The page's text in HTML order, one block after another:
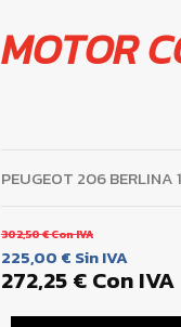
MOTOR
PEUGEOT 206 BERLINA
302,50 €Con IVA
225,00 € Sin IVA
272,25 €Con IVA